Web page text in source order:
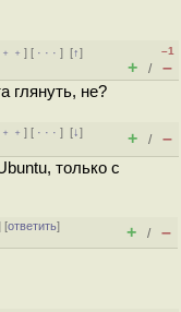
] [ · · ·][↑]
–1
+ / –
глянуть, не?
] [ · · ·][↓]
+ / –
только с
[ответить]
+ / –